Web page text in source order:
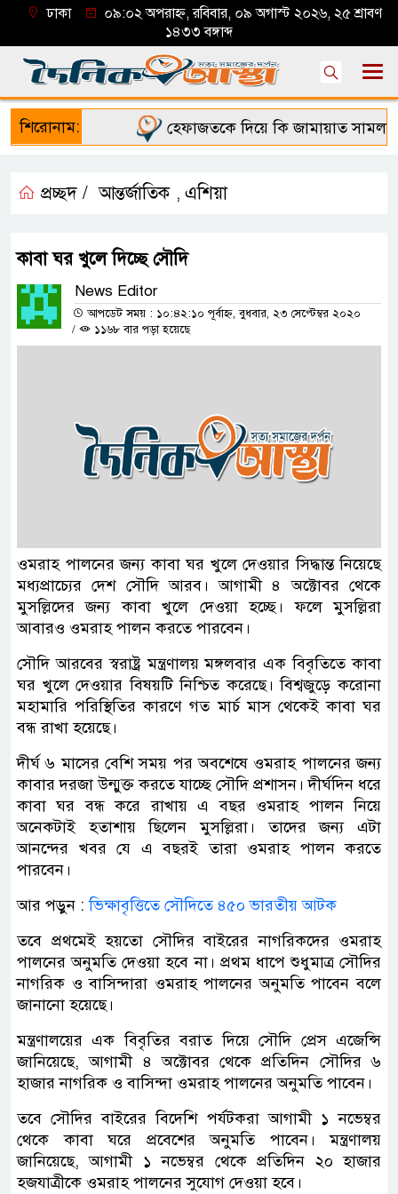
ঢাকা
০৯:০২ অপরাহ্ন, রবিবার, ০৯ অগাস্ট ২০২৬, ২৫ শ্রাবণ
১৪৩৩ বঙ্গাব্দ
শিরোনাম: হেফাজতকে দিয়ে কি জামায়াত সামলাতে
প্রচ্ছদ / আন্তর্জাতিক , এশিয়া
কাবা ঘর খুলে দিচ্ছে সৌদি
News Editor
আপডেট সময় : ১০:৪২:১০ পূর্বাহ্ন, বুধবার, ২৩ সেপ্টেম্বর ২০২০
/
১১৬৮ বার পড়া হয়েছে
ওমরাহ পালনের জন্য কাবা ঘর খুলে দেওয়ার সিদ্ধান্ত নিয়েছে
মধ্যপ্রাচ্যের দেশ সৌদি আরব। আগামী ৪ অক্টোবর থেকে
মুসল্লিদের জন্য কাবা খুলে দেওয়া হচ্ছে। ফলে মুসল্লিরা
আবারও ওমরাহ পালন করতে পারবেন।
সৌদি আরবের স্বরাষ্ট্র মন্ত্রণালয় মঙ্গলবার এক বিবৃতিতে কাবা
ঘর খুলে দেওয়ার বিষয়টি নিশ্চিত করেছে। বিশ্বজুড়ে করোনা
মহামারি পরিস্থিতির কারণে গত মার্চ মাস থেকেই কাবা ঘর
বন্ধ রাখা হয়েছে।
দীর্ঘ ৬ মাসের বেশি সময় পর অবশেষে ওমরাহ পালনের জন্য
কাবার দরজা উন্মুক্ত করতে যাচ্ছে সৌদি প্রশাসন। দীর্ঘদিন ধরে
কাবা ঘর বন্ধ করে রাখায় এ বছর ওমরাহ পালন নিয়ে
অনেকটাই হতাশায় ছিলেন মুসল্লিরা। তাদের জন্য এটা
আনন্দের খবর যে এ বছরই তারা ওমরাহ পালন করতে
পারবেন।
আর পড়ুন :ভিক্ষাবৃত্তিতে সৌদিতে ৪৫০ ভারতীয় আটক
তবে প্রথমেই হয়তো সৌদির বাইরের নাগরিকদের ওমরাহ
পালনের অনুমতি দেওয়া হবে না। প্রথম ধাপে শুধুমাত্র সৌদির
নাগরিক ও বাসিন্দারা ওমরাহ পালনের অনুমতি পাবেন বলে
জানানো হয়েছে।
মন্ত্রণালয়ের এক বিবৃতির বরাত দিয়ে সৌদি প্রেস এজেন্সি
জানিয়েছে, আগামী ৪ অক্টোবর থেকে প্রতিদিন সৌদির ৬
হাজার নাগরিক ও বাসিন্দা ওমরাহ পালনের অনুমতি পাবেন।
তবে সৌদির বাইরের বিদেশি পর্যটকরা আগামী ১ নভেম্বর
থেকে কাবা ঘরে প্রবেশের অনুমতি পাবেন। মন্ত্রণালয়
জানিয়েছে, আগামী ১ নভেম্বর থেকে প্রতিদিন ২০ হাজার
হজযাত্রীকে ওমরাহ পালনের সুযোগ দেওয়া হবে।